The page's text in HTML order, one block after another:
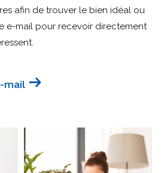
afin de trouver le bien idéal ou
e-mail pour recevoir directement
mail
LES CRITÈRES